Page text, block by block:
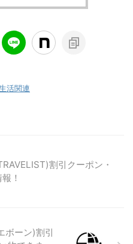
活関連
割引クーポン・
！
ボーン)割引